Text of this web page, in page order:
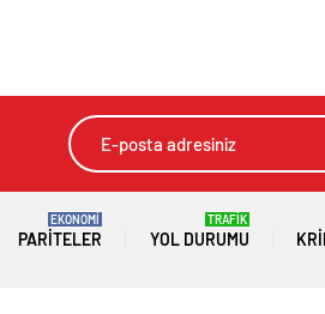
hatırlatması